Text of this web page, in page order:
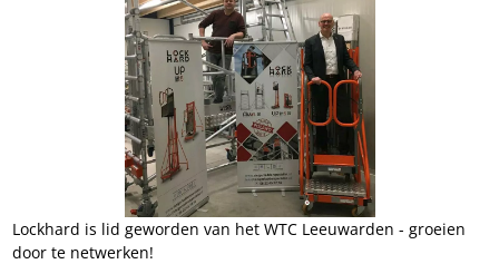
Lockhard is lid geworden van het WTC Leeuwarden - groeien
door te netwerken!